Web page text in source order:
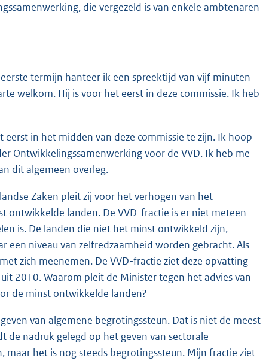
die vergezeld is van enkele ambtenaren
termijn hanteer ik een spreektijd van vijf minuten
welkom. Hij is voor het eerst in deze commissie. Ik heb
in het midden van deze commissie te zijn. Ik hoop
Ontwikkelingssamenwerking voor de VVD. Ik heb me
dit algemeen overleg.
Zaken pleit zij voor het verhogen van het
ontwikkelde landen. De VVD-fractie is er niet meteen
is. De landen die niet het minst ontwikkeld zijn,
een niveau van zelfredzaamheid worden gebracht. Als
zich meenemen. De VVD-fractie ziet deze opvatting
2010. Waarom pleit de Minister tegen het advies van
de minst ontwikkelde landen?
van algemene begrotingssteun. Dat is niet de meest
de nadruk gelegd op het geven van sectorale
het is nog steeds begrotingssteun. Mijn fractie ziet